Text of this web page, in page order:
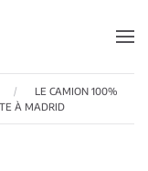
LE CAMION 100%
À MADRID